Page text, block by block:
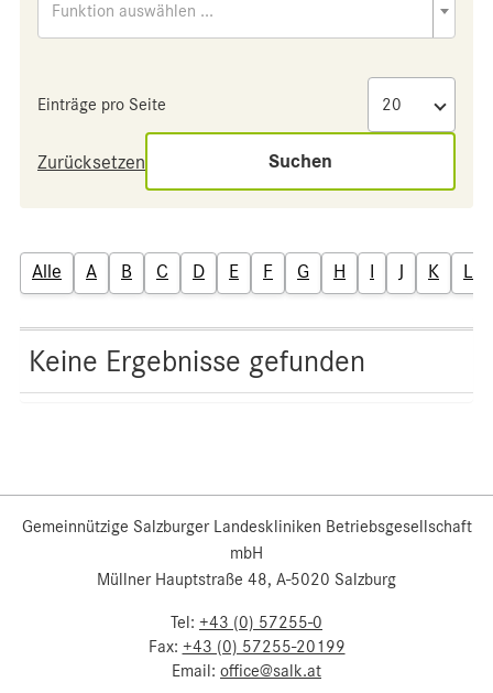
Funktion auswählen ...
Einträge pro Seite
Zurücksetzen Suchen
Alle A B C D E F G H I J K L
Keine Ergebnisse gefunden
Gemeinnützige Salzburger Landeskliniken Betriebsgesellschaft
mbH
Müllner Hauptstraße 48, A-5020 Salzburg
Tel: +43 (0) 57255-0
Fax: +43 (0) 57255-20199
Email: office@salk.at